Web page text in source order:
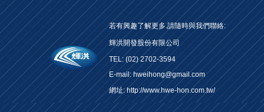
若有興趣了解更多.請隨時與我們聯絡:
輝洪開發股份有限公司
TEL: (02) 2702-3594
E-mail: hweihong@gmail.com
網址:http://www.hwe-hon.com.tw/